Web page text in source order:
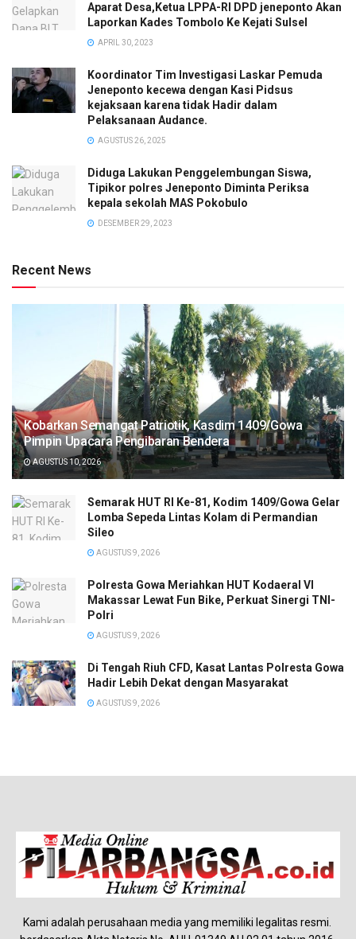
Aparat Desa,Ketua LPPA-RI DPD jeneponto Akan
Laporkan Kades Tombolo Ke Kejati Sulsel
APRIL 30, 2023
Koordinator Tim Investigasi Laskar Pemuda
Jeneponto kecewa dengan Kasi Pidsus
kejaksaan karena tidak Hadir dalam
Pelaksanaan Audance.
AGUSTUS 26, 2025
Diduga Lakukan Penggelembungan Siswa,
Tipikor polres Jeneponto Diminta Periksa
kepala sekolah MAS Pokobulo
DESEMBER 29, 2023
Recent News
Kobarkan Semangat Patriotik, Kasdim 1409/Gowa
Pimpin Upacara Pengibaran Bendera
AGUSTUS 10, 2026
Semarak HUT RI Ke-81, Kodim 1409/Gowa Gelar
Lomba Sepeda Lintas Kolam di Permandian
Sileo
AGUSTUS 9, 2026
Polresta Gowa Meriahkan HUT Kodaeral VI
Makassar Lewat Fun Bike, Perkuat Sinergi TNI-
Polri
AGUSTUS 9, 2026
Di Tengah Riuh CFD, Kasat Lantas Polresta Gowa
Hadir Lebih Dekat dengan Masyarakat
AGUSTUS 9, 2026
Kami adalah perusahaan media yang memiliki legalitas resmi.